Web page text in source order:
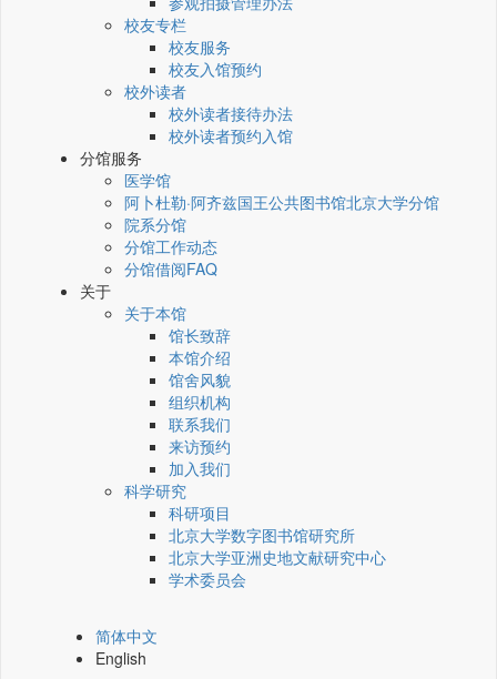
校友专栏
校友服务
校友入馆预约
校外读者
校外读者接待办法
校外读者预约入馆
分馆服务
医学馆
阿卜杜勒·阿齐兹国王公共图书馆北京大学分馆
院系分馆
分馆工作动态
分馆借阅FAQ
关于
关于本馆
馆长致辞
本馆介绍
馆舍风貌
组织机构
联系我们
来访预约
加入我们
科学研究
科研项目
北京大学数字图书馆研究所
北京大学亚洲史地文献研究中心
学术委员会
简体中文
English